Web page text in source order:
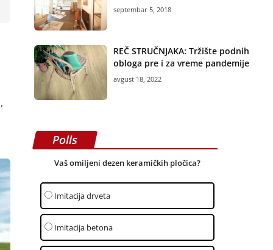
septembar 5, 2018
REČ STRUČNJAKA: Tržište podnih
obloga pre i za vreme pandemije
avgust 18, 2022
Polls
Vaš omiljeni dezen keramičkih pločica?
Imitacija drveta
Imitacija betona